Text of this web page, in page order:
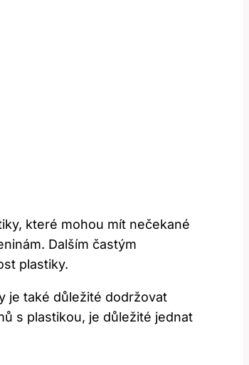
které mohou mít nečekané
Dalším častým
plastiky.
je také důležité dodržovat
s plastikou, je důležité jednat